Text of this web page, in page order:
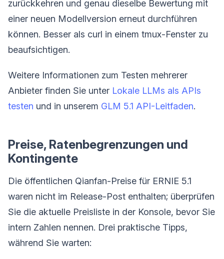
zurückkehren und genau dieselbe Bewertung mit
einer neuen Modellversion erneut durchführen
können. Besser als curl in einem tmux-Fenster zu
beaufsichtigen.
Weitere Informationen zum Testen mehrerer
Anbieter finden Sie unter Lokale LLMs als APIs
testen und in unserem GLM 5.1 API-Leitfaden.
Preise, Ratenbegrenzungen und
Kontingente
Die öffentlichen Qianfan-Preise für ERNIE 5.1
waren nicht im Release-Post enthalten; überprüfen
Sie die aktuelle Preisliste in der Konsole, bevor Sie
intern Zahlen nennen. Drei praktische Tipps,
während Sie warten: